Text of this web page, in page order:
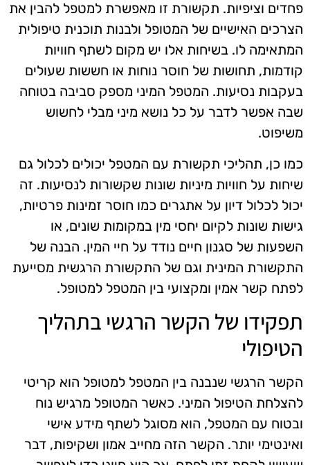
פחדים וציפיות. תקשורת זו מאפשרת למטפל להבין את
הצרכים האישיים של המטופל ולבנות תוכנית טיפולית
המתאימה לו. בשיחות אלו יש מקום לשתף חוויות
קודמות, תחושות של חוסר נוחות או חששות שעולים
בעקבות נסיעות. המטפל המיני מספק סביבה בטוחה
שבה אפשר לדבר על כל נושא מיני מבלי לחשוש
משיפוט.
כמו כן, תהליכי תקשורת עם המטפל יכולים לכלול גם
שיחות על חוויות מיניות שונות שקשורות לנסיעות. זה
יכול לכלול דיון על אתגרים כמו חוסר זמינות פרטיות,
גישות שונות לקיום יחסי מין במקומות שונים, או
השפעות של סגנון חיים נודד על חיי המין. הבנה של
התקשורת המינית וגם של התקשורת הרגשית מסייעת
לפתח קשר אמין ומקצועי בין המטפל למטופל.
תפקידו של הקשר הרגשי בתהליך
הטיפולי
הקשר הרגשי שנבנה בין המטפל למטופל הוא קריטי
להצלחת הטיפול המיני. כאשר המטופל מרגיש נוח
ובטוח עם המטפל, הוא מסוגל לשתף מידע אישי
ואינטימי יותר. הקשר הזה מחייב אמון ושקיפות, דבר